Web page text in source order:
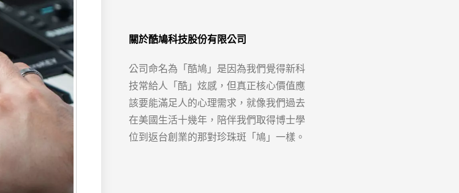
關於酷鳩科技股份有限公司
公司命名為「酷鳩」是因為我們覺得新科
技常給人「酷」炫感，但真正核心價值應
該要能滿足人的心理需求，就像我們過去
在美國生活十幾年，陪伴我們取得博士學
位到返台創業的那對珍珠斑「鳩」一樣。